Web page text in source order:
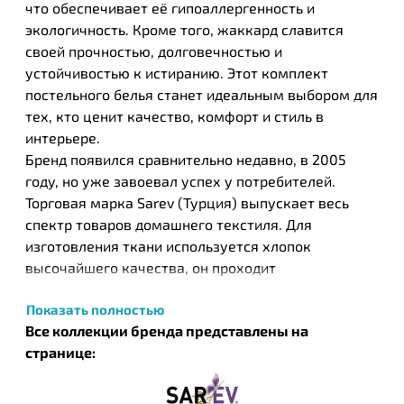
что обеспечивает её гипоаллергенность и
экологичность. Кроме того, жаккард славится
своей прочностью, долговечностью и
устойчивостью к истиранию. Этот комплект
постельного белья станет идеальным выбором для
тех, кто ценит качество, комфорт и стиль в
интерьере.
Бренд появился сравнительно недавно, в 2005
году, но уже завоевал успех у потребителей.
Торговая марка Sarev (Турция) выпускает весь
спектр товаров домашнего текстиля. Для
изготовления ткани используется хлопок
высочайшего качества, он проходит
при помощи серебра, что повышает гигиенические
свойства ткани. Завершающим этапом является
дорогостоящая процедура, за счет которой
удается добиться одинаковой толщины волокон, в
результате чего ткань постельного белья
Показать полностью
Все коллекции бренда представлены на
странице: